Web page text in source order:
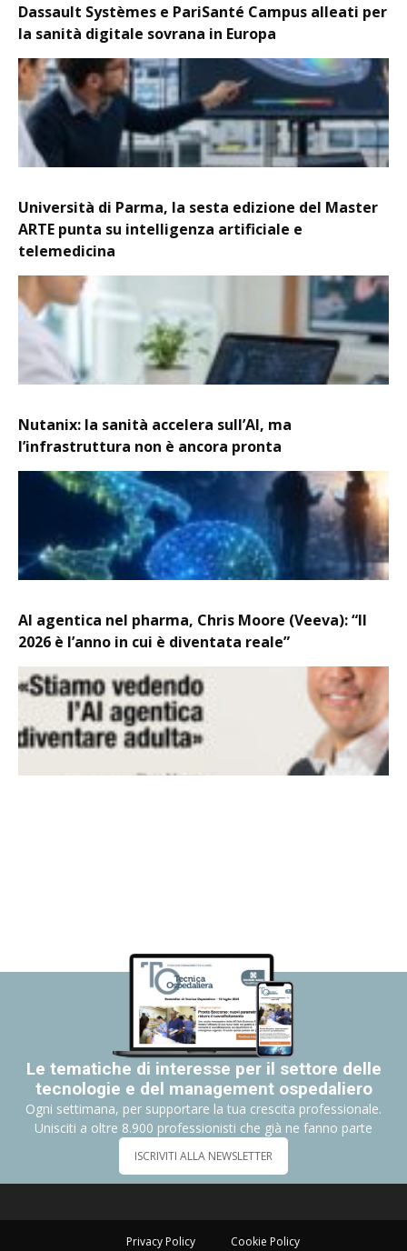
Dassault Systèmes e PariSanté Campus alleati per
la sanità digitale sovrana in Europa
Università di Parma, la sesta edizione del Master
ARTE punta su intelligenza artificiale e
telemedicina
Nutanix: la sanità accelera sull’AI, ma
l’infrastruttura non è ancora pronta
AI agentica nel pharma, Chris Moore (Veeva): “Il
2026 è l’anno in cui è diventata reale”
Le tematiche di interesse per il settore delle
tecnologie e del management ospedaliero
Ogni settimana, per supportare la tua crescita professionale.
Unisciti a oltre 8.900 professionisti che già ne fanno parte
ISCRIVITI ALLA NEWSLETTER
Privacy Policy Cookie Policy